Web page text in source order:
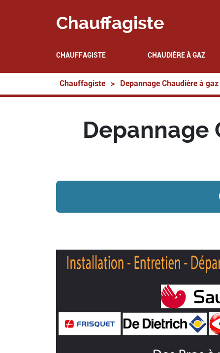
Chauffagiste
CHAUFFAGISTE CHAUDIÈRE À GAZ
Chauffagiste > Depannage Chaudière à gaz
Depannage